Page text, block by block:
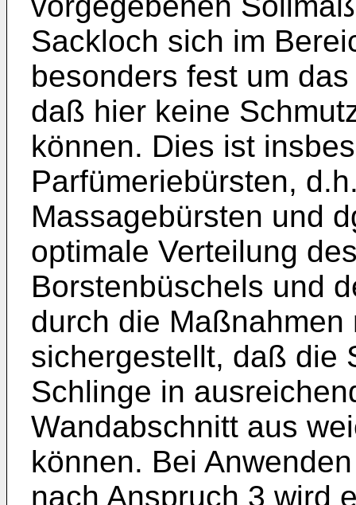
Sackloch sich im
besonders fest um
daß hier keine
können. Dies ist
Parfümeriebürsten,
Massagebürsten und
optimale Verteilung
Borstenbüschels und
durch die
sichergestellt, daß die
Schlinge in
Wandabschnitt aus
können. Bei
nach Anspruch 3 wird